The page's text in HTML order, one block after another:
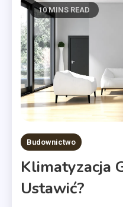
10 MINS READ
Budownictwo
Klimatyzacja
Ustawić?